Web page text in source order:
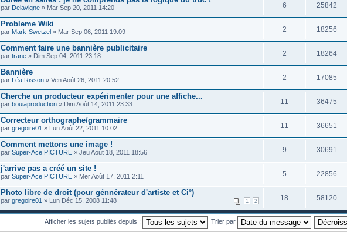
par Delavigne » Mar Sep 20, 2011 14:20 6 25842
Probleme Wiki
par Mark-Swetzel » Mar Sep 06, 2011 19:09 2 18256
Comment faire une bannière publicitaire
par trane » Dim Sep 04, 2011 23:18 2 18264
Bannière
par Léa Risson » Ven Août 26, 2011 20:52 2 17085
Cherche un producteur expérimenter pour une affiche...
par bouiaproduction » Dim Août 14, 2011 23:33 11 36475
Correcteur orthographe/grammaire
par gregoire01 » Lun Août 22, 2011 10:02 11 36651
Comment mettons une image !
par Super-Ace PICTURE » Jeu Août 18, 2011 18:56 9 30691
j'arrive pas a créé un site !
par Super-Ace PICTURE » Mer Août 17, 2011 2:11 5 22856
Photo libre de droit (pour génnérateur d'artiste et Ci°)
1 2
par gregoire01 » Lun Déc 15, 2008 11:48 18 58120
Afficher les sujets publiés depuis : Trier par